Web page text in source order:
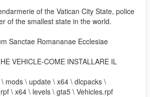
of the Vatican City State, police
of the smallest state in the world.
Sanctae Romananae Ecclesiae
VEHICLE-COME INSTALLARE IL
mods \ update \ x64 \ dlcpacks \
\ x64 \ levels \ gta5 \ Vehicles.rpf